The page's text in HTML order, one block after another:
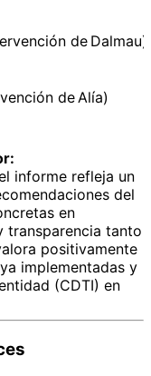
de Dalmau)
de Alía)
informe refleja un
del
en
transparencia tanto
positivamente
implementadas y
(CDTI) en